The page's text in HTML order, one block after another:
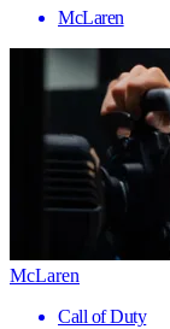
McLaren
McLaren
Call of Duty